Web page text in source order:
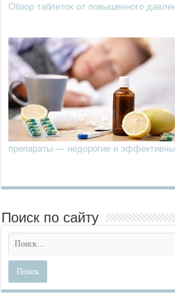
Обзор таблеток от повышенного
препараты — недорогие и
Поиск по сайту